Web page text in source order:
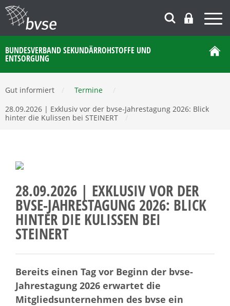
BUNDESVERBAND SEKUNDÄRROHSTOFFE UND
ENTSORGUNG
Gut informiert Termine
28.09.2026 | Exklusiv vor der bvse-Jahrestagung 2026: Blick
hinter die Kulissen bei STEINERT
28.09.2026 | EXKLUSIV VOR DER
BVSE-JAHRESTAGUNG 2026: BLICK
HINTER DIE KULISSEN BEI
STEINERT
Bereits einen Tag vor Beginn der bvse-
Jahrestagung 2026 erwartet die
Mitgliedsunternehmen des bvse ein